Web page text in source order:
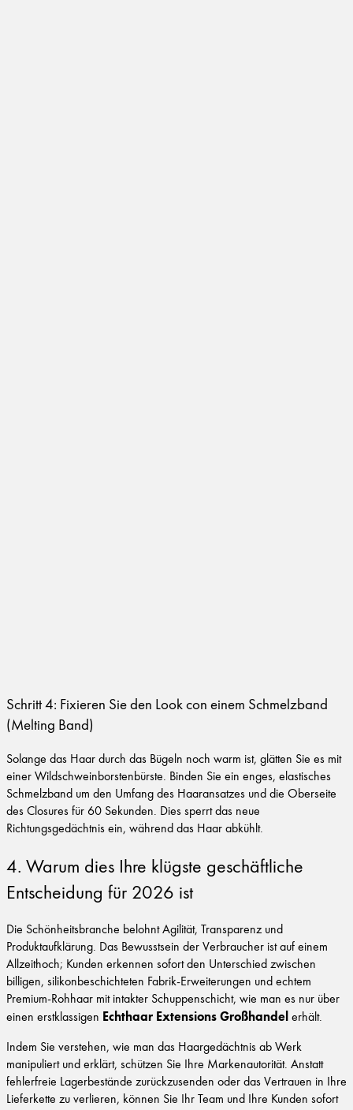
Schritt 4: Fixieren Sie den Look con einem Schmelzband
(Melting Band)
Solange das Haar durch das Bügeln noch warm ist, glätten Sie es mit
einer Wildschweinborstenbürste. Binden Sie ein enges, elastisches
Schmelzband um den Umfang des Haaransatzes und die Oberseite
des Closures für 60 Sekunden. Dies sperrt das neue
Richtungsgedächtnis ein, während das Haar abkühlt.
4. Warum dies Ihre klügste geschäftliche
Entscheidung für 2026 ist
Die Schönheitsbranche belohnt Agilität, Transparenz und
Produktaufklärung. Das Bewusstsein der Verbraucher ist auf einem
Allzeithoch; Kunden erkennen sofort den Unterschied zwischen
billigen, silikonbeschichteten Fabrik-Erweiterungen und echtem
Premium-Rohhaar mit intakter Schuppenschicht, wie man es nur über
einen erstklassigen Echthaar Extensions Großhandelerhält.
Indem Sie verstehen, wie man das Haargedächtnis ab Werk
manipuliert und erklärt, schützen Sie Ihre Markenautorität. Anstatt
fehlerfreie Lagerbestände zurückzusenden oder das Vertrauen in Ihre
Lieferkette zu verlieren, können Sie Ihr Team und Ihre Kunden sofort